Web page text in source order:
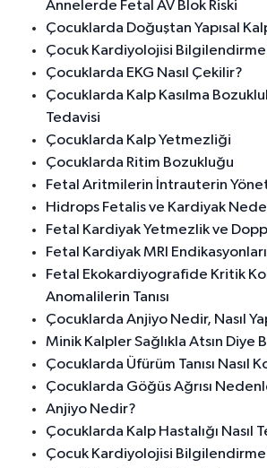
Annelerde Fetal AV Blok Riski
Çocuklarda Doğuştan Yapısal
Çocuk Kardiyolojisi
Çocuklarda EKG Nasıl Çekilir?
Çocuklarda Kalp Kasılma
Tedavisi
Çocuklarda Kalp Yetmezliği
Çocuklarda Ritim Bozukluğu
Fetal Aritmilerin İntrauterin
Hidrops Fetalis ve Kardiyak
Fetal Kardiyak Yetmezlik ve
Fetal Kardiyak MRI Endikasyonları
Fetal Ekokardiyografide Kritik
Anomalilerin Tanısı
Çocuklarda Anjiyo Nedir, Nasıl
Minik Kalpler Sağlıkla Atsın Diye
Çocuklarda Üfürüm Tanısı Nasıl
Çocuklarda Göğüs Ağrısı
Anjiyo Nedir?
Çocuklarda Kalp Hastalığı Nasıl
Çocuk Kardiyolojisi